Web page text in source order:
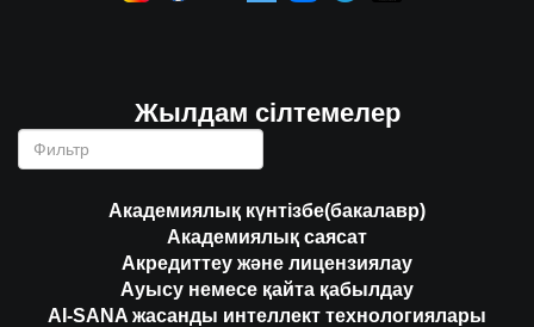
Жылдам сілтемелер
Академиялық күнтізбе(бакалавр)
Академиялық саясат
Акредиттеу және лицензиялау
Ауысу немесе қайта қабылдау
AI-SANA жасанды интеллект технологиялары